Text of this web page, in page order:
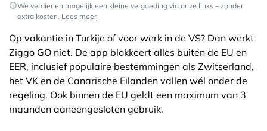
We verdienen mogelijk een kleine vergoeding via onze links – zonder
extra kosten. Lees meer
Op vakantie in Turkije of voor werk in de VS? Dan werkt
Ziggo GO niet. De app blokkeert alles buiten de EU en
EER, inclusief populaire bestemmingen als Zwitserland,
het VK en de Canarische Eilanden vallen wél onder de
regeling. Ook binnen de EU geldt een maximum van 3
maanden aaneengesloten gebruik.